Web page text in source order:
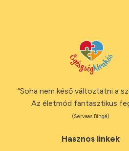
“Soha nem késő változtatni a
Az életmód fantasztikus
(Servaas Bingé)
Hasznos linkek